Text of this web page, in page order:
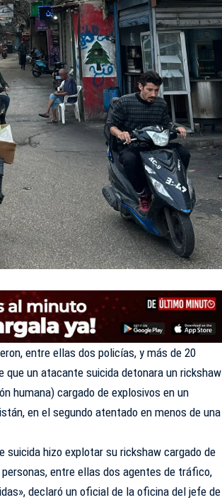
entre ellas dos policías, y más de 20
un atacante suicida detonara un rickshaw
humana) cargado de explosivos en un
en el segundo atentado en menos de una
suicida hizo explotar su rickshaw cargado de
entre ellas dos agentes de tráfico,
declaró un oficial de la oficina del jefe de